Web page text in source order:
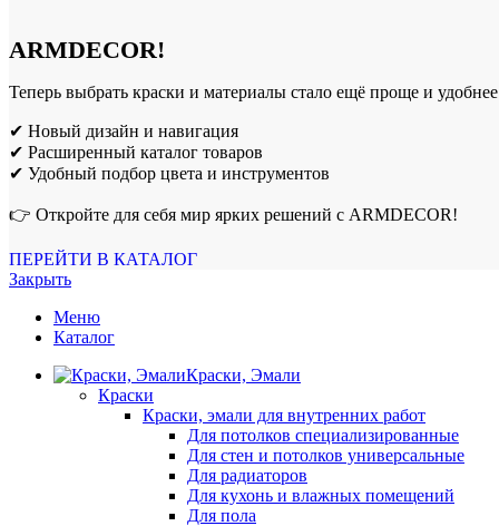
ARMDECOR!
Теперь выбрать краски и материалы стало ещё проще и
✔ Новый дизайн и навигация
✔ Расширенный каталог товаров
✔ Удобный подбор цвета и инструментов
👉 Откройте для себя мир ярких решений с ARMDECOR!
ПЕРЕЙТИ В КАТАЛОГ
Закрыть
Меню
Каталог
Краски, Эмали
Краски
Краски, эмали для внутренних работ
Для потолков специализированные
Для стен и потолков универсальные
Для радиаторов
Для кухонь и влажных помещений
Для пола